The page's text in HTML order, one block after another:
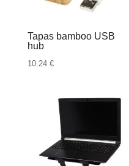
Tapas bamboo USB
hub
10.24 €